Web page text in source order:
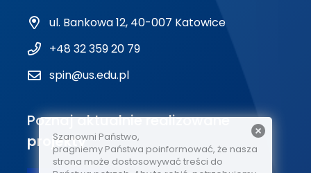
ul. Bankowa 12, 40-007 Katowice
+48 32 359 20 79
spin@us.edu.pl
Poznaj aktualnie realizowane
projekty
Szanowni Państwo,
pragniemy Państwa poinformować, że nasza
strona może dostosowywać treści do